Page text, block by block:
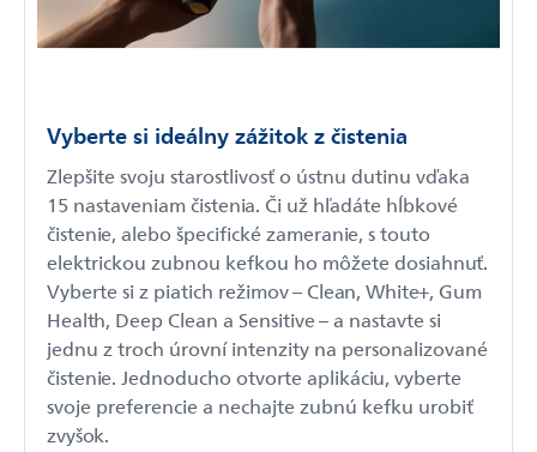
Vyberte si ideálny zážitok z čistenia
Zlepšite svoju starostlivosť o ústnu dutinu vďaka
15 nastaveniam čistenia. Či už hľadáte hĺbkové
čistenie, alebo špecifické zameranie, s touto
elektrickou zubnou kefkou ho môžete dosiahnuť.
Vyberte si z piatich režimov – Clean, White+, Gum
Health, Deep Clean a Sensitive – a nastavte si
jednu z troch úrovní intenzity na personalizované
čistenie. Jednoducho otvorte aplikáciu, vyberte
svoje preferencie a nechajte zubnú kefku urobiť
zvyšok.